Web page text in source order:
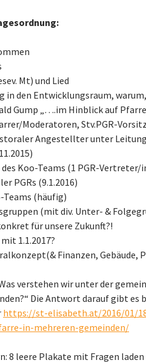
Mt) und Lied
in den Entwicklungsraum,
Gump „….im Hinblick auf
Moderatoren, Stv.PGR-
Angestellter unter
Koo-Teams (1 PGR-Vertreter/
PGRs (9.1.2016)
Teams (häufig)
(mit div. Unter- &
für unsere Zukunft?!
1.1.2017?
Finanzen, Gebäude,
verstehen wir unter der
Die Antwort darauf gibt es
https://st-elisabeth.at/2016/01/
in-mehreren-gemeinden/
8 leere Plakate mit Fragen